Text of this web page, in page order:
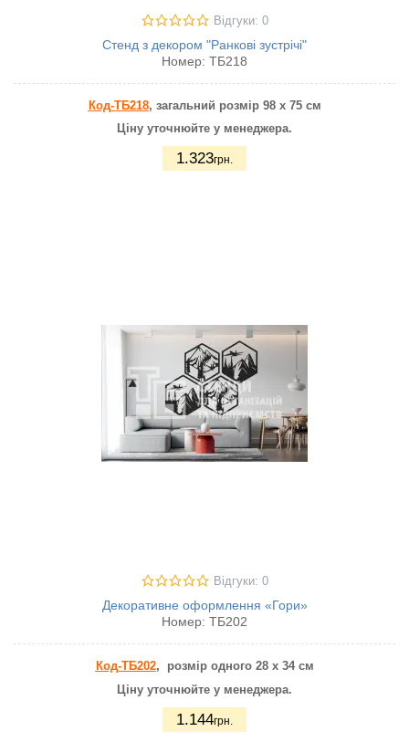
Відгуки: 0
Стенд з декором "Ранкові зустрічі"
Номер: ТБ218
Код-ТБ218, загальний розмір 98 х 75 см
Ціну уточнюйте у менеджера.
1.323грн.
Відгуки: 0
Декоративне оформлення «Гори»
Номер: ТБ202
Код-ТБ202, розмір одного 28 х 34 см
Ціну уточнюйте у менеджера.
1.144грн.